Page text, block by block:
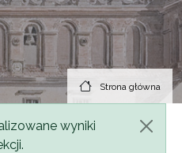
Strona główna
wyniki